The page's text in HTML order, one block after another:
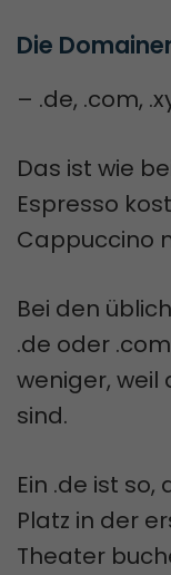
Die
– .de, .com,
Das ist wie
Espresso
Cappuccino
Bei den
.de oder
weniger,
sind.
Ein .de ist
Platz in der
Theater